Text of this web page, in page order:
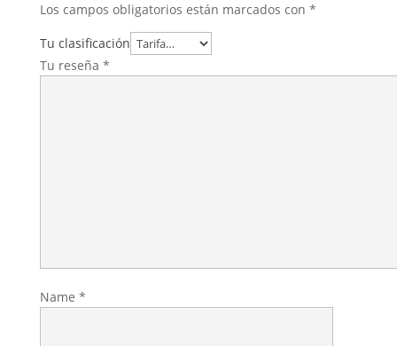
Los campos obligatorios están marcados con *
Tu clasificación
Tu reseña *
Name *